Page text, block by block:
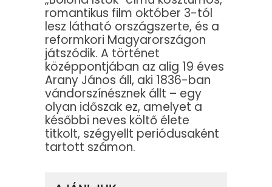
romantikus film október 3-tól
lesz látható országszerte, és a
reformkori Magyarországon
játszódik. A történet
középpontjában az alig 19 éves
Arany János áll, aki 1836-ban
vándorszínésznek állt – egy
olyan időszak ez, amelyet a
későbbi neves költő élete
titkolt, szégyellt periódusaként
tartott számon.